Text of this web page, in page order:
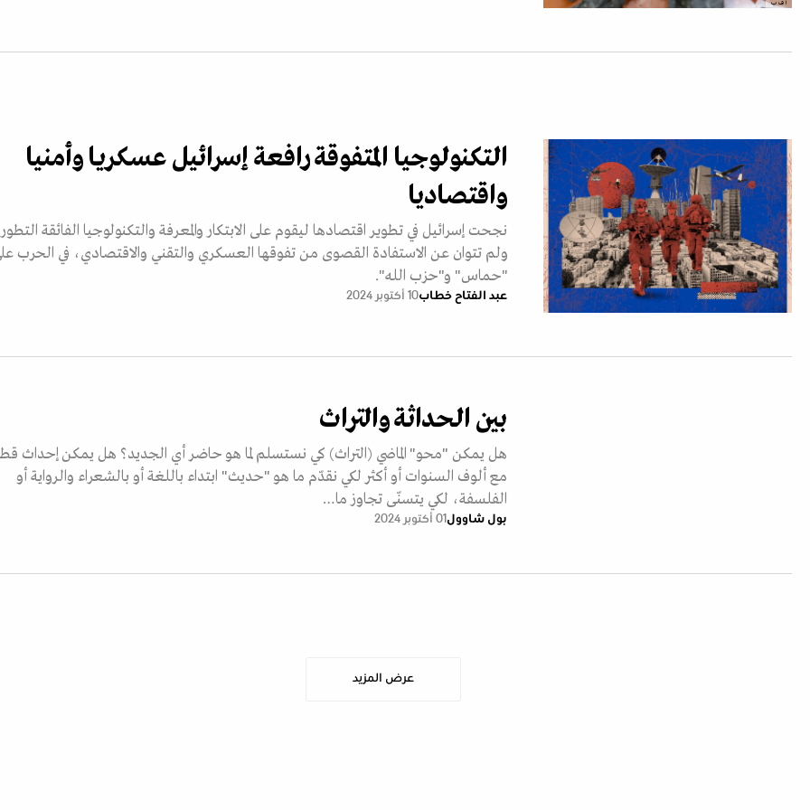
أ ف ب
التكنولوجيا المتفوقة رافعة إسرائيل عسكريا وأمنيا
واقتصاديا
نجحت إسرائيل في تطوير اقتصادها ليقوم على الابتكار والمعرفة والتكنولوجيا الفائقة
ولم تتوان عن الاستفادة القصوى من تفوقها العسكري والتقني والاقتصادي، في الحرب
"حماس" و"حزب الله".
عبد الفتاح خطاب10 أكتوبر 2024
بين الحداثة والتراث
هل يمكن "محو" الماضي (التراث) كي نستسلم لما هو حاضر أي الجديد؟ هل يمكن إحداث
مع ألوف السنوات أو أكثر لكي نقدّم ما هو "حديث" ابتداء باللغة أو بالشعراء والرواية أو
الفلسفة، لكي يتسنّى تجاوز ما…
بول شاوول01 أكتوبر 2024
عرض المزيد